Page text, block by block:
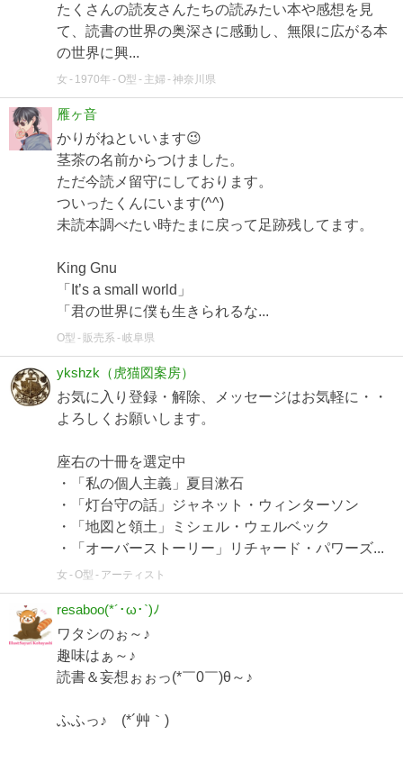
たくさんの読友さんたちの読みたい本や感想を見
て、読書の世界の奥深さに感動し、無限に広がる本
の世界に興...
女 1970年 O型 主婦 神奈川県
雁ヶ音
かりがねといいます😉
茎茶の名前からつけました。
ただ今読メ留守にしております。
ついったくんにいます(^^)
未読本調べたい時たまに戻って足跡残してます。
King Gnu
「It’s a small world」
「君の世界に僕も生きられるな...
O型 販売系 岐阜県
ykshzk（虎猫図案房）
お気に入り登録・解除、メッセージはお気軽に・・
よろしくお願いします。
座右の十冊を選定中
・「私の個人主義」夏目漱石
・「灯台守の話」ジャネット・ウィンターソン
・「地図と領土」ミシェル・ウェルベック
・「オーバーストーリー」リチャード・パワーズ...
女 O型 アーティスト
resaboo(*´･ω･`)ﾉ
ワタシのぉ～♪
趣味はぁ～♪
読書＆妄想ぉぉっ(*￣0￣)θ～♪
ふふっ♪ (*´艸｀)